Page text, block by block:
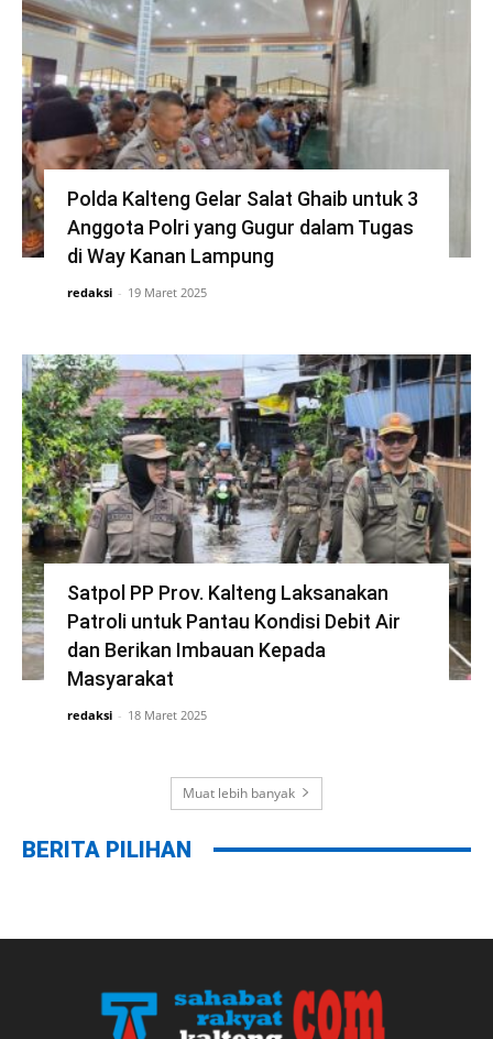
Polda Kalteng Gelar Salat Ghaib untuk 3
Anggota Polri yang Gugur dalam Tugas
di Way Kanan Lampung
redaksi - 19 Maret 2025
Satpol PP Prov. Kalteng Laksanakan
Patroli untuk Pantau Kondisi Debit Air
dan Berikan Imbauan Kepada
Masyarakat
redaksi - 18 Maret 2025
Muat lebih banyak
BERITA PILIHAN